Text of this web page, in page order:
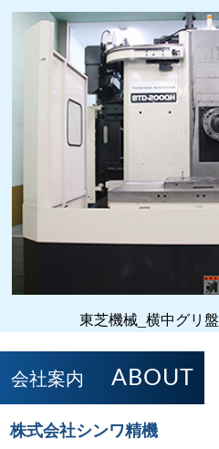
東芝機械_横中グリ
会社案内 ABOUT
株式会社シンワ精機